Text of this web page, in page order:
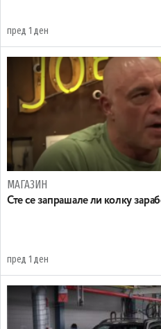
пред 1 ден
МАГАЗИН
Сте се запрашале ли колку
пред 1 ден